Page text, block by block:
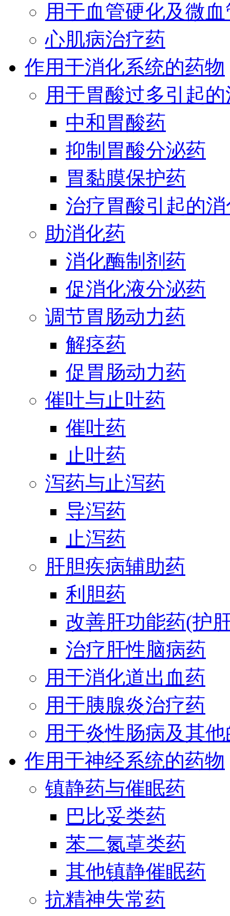
用于血管硬化及微
心肌病治疗药
作用于消化系统的药物
用于胃酸过多引起
中和胃酸药
抑制胃酸分泌药
胃黏膜保护药
治疗胃酸引起的
助消化药
消化酶制剂药
促消化液分泌药
调节胃肠动力药
解痉药
促胃肠动力药
催吐与止吐药
催吐药
止吐药
泻药与止泻药
导泻药
止泻药
肝胆疾病辅助药
利胆药
改善肝功能药(护
治疗肝性脑病药
用于消化道出血药
用于胰腺炎治疗药
用于炎性肠病及其
作用于神经系统的药物
镇静药与催眠药
巴比妥类药
苯二氮䓬类药
其他镇静催眠药
抗精神失常药